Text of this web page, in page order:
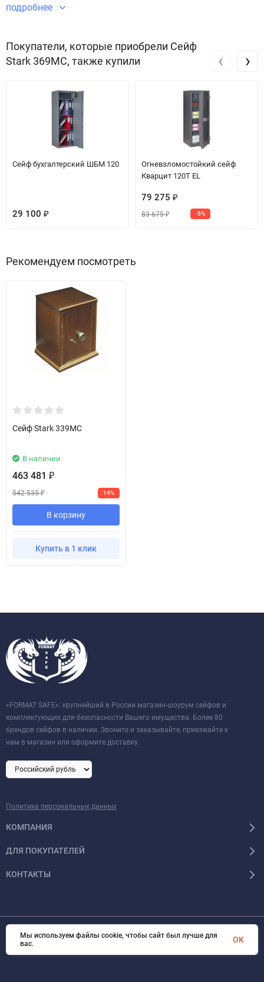
Звоните по телефону +7 495 220 33 01
подробнее
Покупатели, которые приобрели Сейф
Stark 369MC, также купили
Сейф бухгалтерский ШБМ 120
29 100 ₽
Огневзломостойкий сейф
Кварцит 120T EL
79 275 ₽
83 675₽ -5%
‹ ›
Рекомендуем посмотреть
Сейф Stark 339MC
В наличии
463 481 ₽
542 535₽ 14%
В корзину
Купить в 1 клик
«FORMAT SAFE»: крупнейший в России магазин-шоурум сейфов и
комплектующих для безопасности Вашего имущества. Более 80
брендов сейфов в наличии. Звоните и заказывайте, приезжайте к
нам в магазин или оформите доставку.
Политика персональных данных
КОМПАНИЯ
ДЛЯ ПОКУПАТЕЛЕЙ
КОНТАКТЫ
© 2026 Format-safe.ru Все права защищены
Мы используем файлы cookie, чтобы сайт был лучше для
вас.
OK